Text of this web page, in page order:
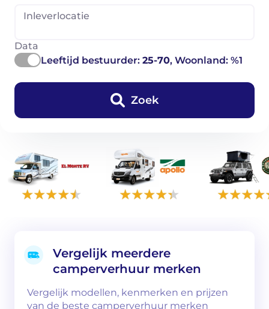
Inleverlocatie
Data
Leeftijd bestuurder: 25-70, Woonland: %1
Zoek
Vergelijk meerdere
camperverhuur merken
Vergelijk modellen, kenmerken en prijzen
van de beste camperverhuur merken